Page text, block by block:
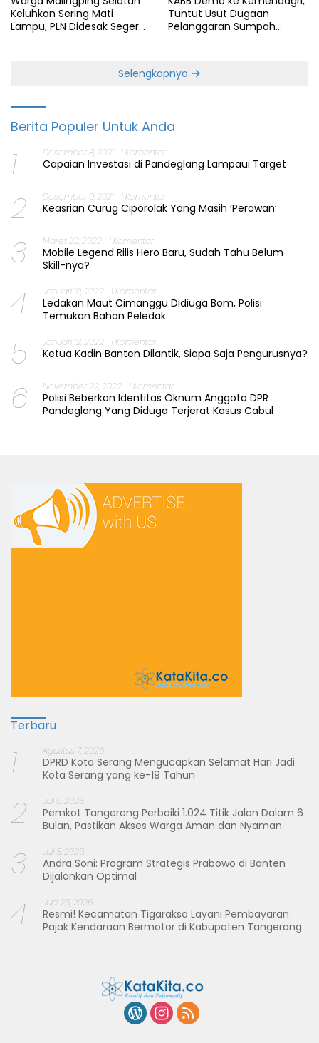
Keluhkan Sering Mati
Lampu, PLN Didesak Segera
Tuntut Usut Dugaan
Pelanggaran Sumpah
Selengkapnya
Berita Populer Untuk Anda
1 Desember 8, 2021 1 Komentar
Capaian Investasi di Pandeglang Lampaui Target
2 Desember 9, 2021 1 Komentar
Keasrian Curug Ciporolak Yang Masih ‘Perawan’
3 Maret 22, 2022 1 Komentar
Mobile Legend Rilis Hero Baru, Sudah Tahu Belum
Skill-nya?
4 Januari 10, 2022 1 Komentar
Ledakan Maut Cimanggu Didiuga Bom, Polisi
Temukan Bahan Peledak
5 Januari 12, 2022 1 Komentar
Ketua Kadin Banten Dilantik, Siapa Saja Pengurusnya?
6 November 22, 2022 1 Komentar
Polisi Beberkan Identitas Oknum Anggota DPR
Pandeglang Yang Diduga Terjerat Kasus Cabul
Terbaru
1 Agustus 7, 2026
DPRD Kota Serang Mengucapkan Selamat Hari Jadi
Kota Serang yang ke-19 Tahun
2 Juli 8, 2026
Pemkot Tangerang Perbaiki 1.024 Titik Jalan Dalam 6
Bulan, Pastikan Akses Warga Aman dan Nyaman
3 Juli 3, 2026
Andra Soni: Program Strategis Prabowo di Banten
Dijalankan Optimal
4 Juni 25, 2026
Resmi! Kecamatan Tigaraksa Layani Pembayaran
Pajak Kendaraan Bermotor di Kabupaten Tangerang